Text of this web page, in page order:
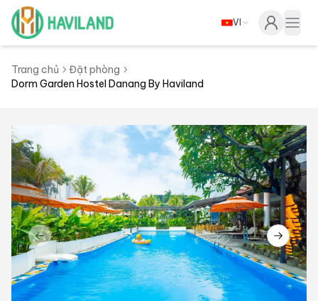
Haviland
VI
Trang chủ
Đặt phòng
Dorm Garden Hostel Danang By Haviland
Previous slide Next